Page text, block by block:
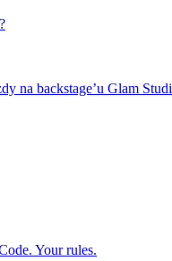
na backstage’u Glam
Your rules.